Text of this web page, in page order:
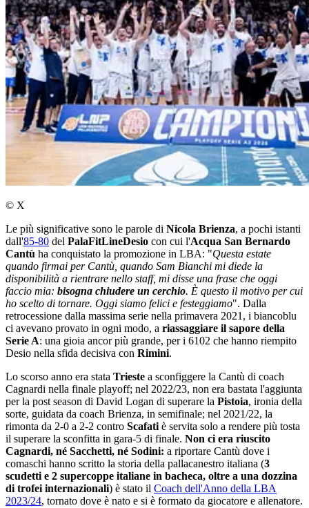
© X
Le più significative sono le parole di Nicola Brienza, a pochi istanti
dall'85-80 del PalaFitLineDesio con cui l'Acqua San Bernardo
Cantù ha conquistato la promozione in LBA: "Questa estate
quando firmai per Cantù, quando Sam Bianchi mi diede la
disponibilità a rientrare nello staff, mi disse una frase che oggi
faccio mia: bisogna chiudere un cerchio. È questo il motivo per cui
ho scelto di tornare. Oggi siamo felici e festeggiamo". Dalla
retrocessione dalla massima serie nella primavera 2021, i biancoblu
ci avevano provato in ogni modo, a riassaggiare il sapore della
Serie A: una gioia ancor più grande, per i 6102 che hanno riempito
Desio nella sfida decisiva con Rimini.
Lo scorso anno era stata Trieste a sconfiggere la Cantù di coach
Cagnardi nella finale playoff; nel 2022/23, non era bastata l'aggiunta
per la post season di David Logan di superare la Pistoia, ironia della
sorte, guidata da coach Brienza, in semifinale; nel 2021/22, la
rimonta da 2-0 a 2-2 contro Scafati è servita solo a rendere più tosta
il superare la sconfitta in gara-5 di finale. Non ci era riuscito
Cagnardi, né Sacchetti, né Sodini: a riportare Cantù dove i
comaschi hanno scritto la storia della pallacanestro italiana (3
scudetti e 2 supercoppe italiane in bacheca, oltre a una dozzina
di trofei internazionali) è stato il Coach dell'Anno della LBA
2023/24, tornato dove è nato e si è formato da giocatore e allenatore.